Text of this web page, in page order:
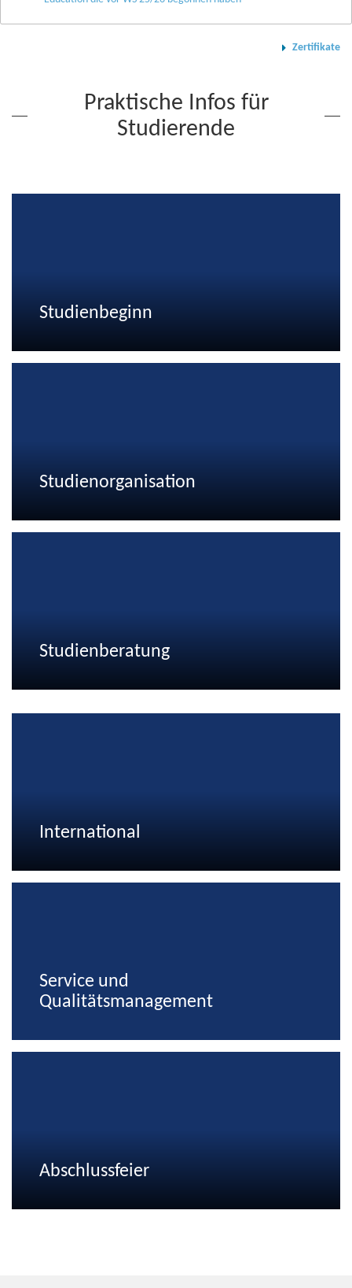
Zertifikate
Praktische Infos für
Studierende
Studienbeginn
Studienorganisation
Studienberatung
International
Service und
Qualitätsmanagement
Abschlussfeier